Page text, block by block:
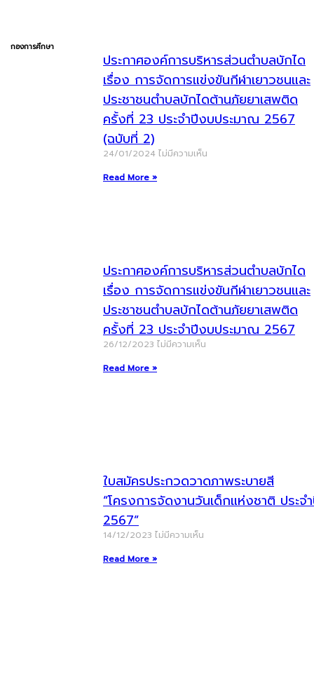
กองการศึกษา
ประกาศองค์การบริหารส่วนตำบลบักได
เรื่อง การจัดการแข่งขันกีฬาเยาวชนและ
ประชาชนตำบลบักไดต้านภัยยาเสพติด
ครั้งที่ 23 ประจำปีงบประมาณ 2567
(ฉบับที่ 2)
24/01/2024 ไม่มีความเห็น
Read More »
ประกาศองค์การบริหารส่วนตำบลบักได
เรื่อง การจัดการแข่งขันกีฬาเยาวชนและ
ประชาชนตำบลบักไดต้านภัยยาเสพติด
ครั้งที่ 23 ประจำปีงบประมาณ 2567
26/12/2023 ไม่มีความเห็น
Read More »
ใบสมัครประกวดวาดภาพระบายสี
“โครงการจัดงานวันเด็กแห่งชาติ ประจ
2567”
14/12/2023 ไม่มีความเห็น
Read More »